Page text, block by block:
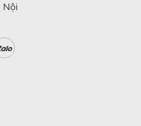
Nội